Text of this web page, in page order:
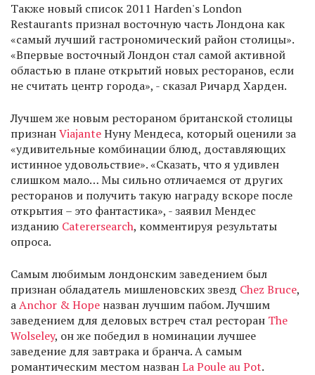
Также новый список 2011 Harden's London
Restaurants признал восточную часть Лондона как
«самый лучший гастрономический район столицы».
«Впервые восточный Лондон стал самой активной
областью в плане открытий новых ресторанов, если
не считать центр города», - сказал Ричард Харден.
Лучшем же новым рестораном британской столицы
признанViajanteНуну Мендеса, который оценили за
«удивительные комбинации блюд, доставляющих
истинное удовольствие». «Сказать, что я удивлен
слишком мало… Мы сильно отличаемся от других
ресторанов и получить такую награду вскоре после
открытия – это фантастика», - заявил Мендес
изданию Caterersearch, комментируя результаты
опроса.
Самым любимым лондонским заведением был
признан обладатель мишленовских звезд Chez Bruce,
аAnchor & Hope назван лучшим пабом. Лучшим
заведением для деловых встреч стал ресторан The
Wolseley, он же победил в номинации лучшее
заведение для завтрака и бранча. А самым
романтическим местом названLa Poule au Pot.